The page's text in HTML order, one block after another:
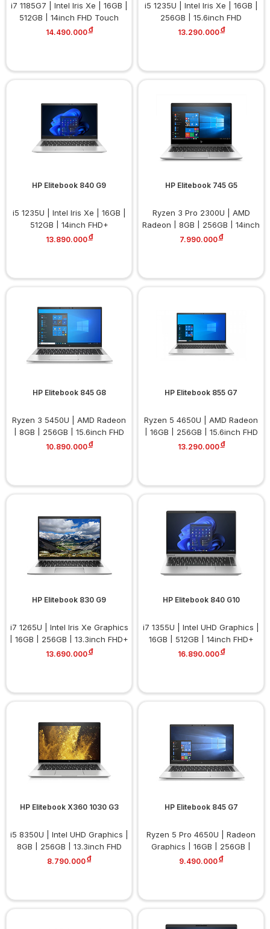
i7 1185G7 | Intel Iris Xe | 16GB |
512GB | 14inch FHD Touch
14.490.000đ
i5 1235U | Intel Iris Xe | 16GB |
256GB | 15.6inch FHD
13.290.000đ
HP Elitebook 840 G9
i5 1235U | Intel Iris Xe | 16GB |
512GB | 14inch FHD+
13.890.000đ
HP Elitebook 745 G5
Ryzen 3 Pro 2300U | AMD
Radeon | 8GB | 256GB | 14inch
FHD
7.990.000đ
HP Elitebook 845 G8
Ryzen 3 5450U | AMD Radeon
| 8GB | 256GB | 15.6inch FHD
10.890.000đ
HP Elitebook 855 G7
Ryzen 5 4650U | AMD Radeon
| 16GB | 256GB | 15.6inch FHD
13.290.000đ
HP Elitebook 830 G9
i7 1265U | Intel Iris Xe Graphics
| 16GB | 256GB | 13.3inch FHD+
13.690.000đ
HP Elitebook 840 G10
i7 1355U | Intel UHD Graphics |
16GB | 512GB | 14inch FHD+
16.890.000đ
HP Elitebook X360 1030 G3
i5 8350U | Intel UHD Graphics |
8GB | 256GB | 13.3inch FHD
8.790.000đ
HP Elitebook 845 G7
Ryzen 5 Pro 4650U | Radeon
Graphics | 16GB | 256GB |
14inch FHD
9.490.000đ